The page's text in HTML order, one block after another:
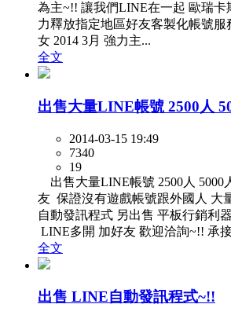
為主~!! 讓我們LINE在一起 歐瑞卡
力釋放指定地區好友客製化帳號服
女 2014 3月 強力主...
全文
出售大量LINE帳號 2500人
2014-03-15 19:49
7340
19
出售大量LINE帳號 2500人 5000
友 保證沒有遊戲帳號跟外國人 大
自動發訊程式 另出售 平板行銷利
LINE多開 加好友 歡迎洽詢~!! 承
全文
出售 LINE自動發訊程式~!!